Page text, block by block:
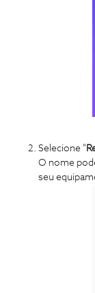
Selecione "
O nome
seu